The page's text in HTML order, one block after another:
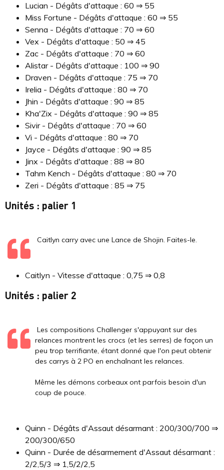
Lucian - Dégâts d'attaque : 60 ⇒ 55
Miss Fortune - Dégâts d'attaque : 60 ⇒ 55
Senna - Dégâts d'attaque : 70 ⇒ 60
Vex - Dégâts d'attaque : 50 ⇒ 45
Zac - Dégâts d'attaque : 70 ⇒ 60
Alistar - Dégâts d'attaque : 100 ⇒ 90
Draven - Dégâts d'attaque : 75 ⇒ 70
Irelia - Dégâts d'attaque : 80 ⇒ 70
Jhin - Dégâts d'attaque : 90 ⇒ 85
Kha'Zix - Dégâts d'attaque : 90 ⇒ 85
Sivir - Dégâts d'attaque : 70 ⇒ 60
Vi - Dégâts d'attaque : 80 ⇒ 70
Jayce - Dégâts d'attaque : 90 ⇒ 85
Jinx - Dégâts d'attaque : 88 ⇒ 80
Tahm Kench - Dégâts d'attaque : 80 ⇒ 70
Zeri - Dégâts d'attaque : 85 ⇒ 75
Unités : palier 1
Caitlyn carry avec une Lance de Shojin. Faites-le.
Caitlyn - Vitesse d'attaque : 0,75 ⇒ 0,8
Unités : palier 2
Les compositions Challenger s'appuyant sur des
relances montrent les crocs (et les serres) de façon un
peu trop terrifiante, étant donné que l'on peut obtenir
des carrys à 2 PO en enchaînant les relances.
Même les démons corbeaux ont parfois besoin d'un
coup de pouce.
Quinn - Dégâts d'Assaut désarmant : 200/300/700 ⇒
200/300/650
Quinn - Durée de désarmement d'Assaut désarmant :
2/2,5/3 ⇒ 1,5/2/2,5